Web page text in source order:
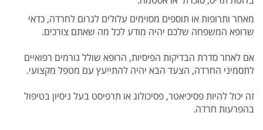
מאחר ותרופות או תוספים מסוימים עלולים לגרום לחרדה, כדאי
שרופא המשפחה שלכם יהיה מודע לכל מה שאתם צורכים.
אם לאחר סדרת הבדיקות הפיסיות, הרופא שולל גורמים רפואיים
לתסמיני החרדה, הצעד הבא יהיה להתייעץ עם מטפל מקצועי.
זה יכול להיות פסיכיאטר, פסיכולוג או תרפיסט בעל ניסיון בטיפול
בהפרעות חרדה.